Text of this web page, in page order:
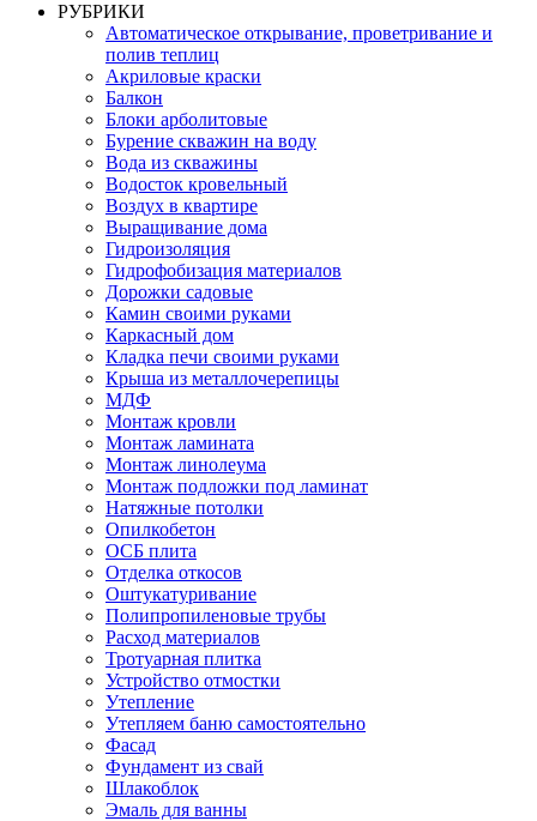
РУБРИКИ
Автоматическое открывание, проветривание и
полив теплиц
Акриловые краски
Балкон
Блоки арболитовые
Бурение скважин на воду
Вода из скважины
Водосток кровельный
Воздух в квартире
Выращивание дома
Гидроизоляция
Гидрофобизация материалов
Дорожки садовые
Камин своими руками
Каркасный дом
Кладка печи своими руками
Крыша из металлочерепицы
МДФ
Монтаж кровли
Монтаж ламината
Монтаж линолеума
Монтаж подложки под ламинат
Натяжные потолки
Опилкобетон
ОСБ плита
Отделка откосов
Оштукатуривание
Полипропиленовые трубы
Расход материалов
Тротуарная плитка
Устройство отмостки
Утепление
Утепляем баню самостоятельно
Фасад
Фундамент из свай
Шлакоблок
Эмаль для ванны